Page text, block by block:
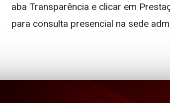
aba Transparência e clicar em
para consulta presencial na sede